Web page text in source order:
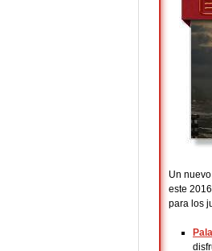
Un
este
para los